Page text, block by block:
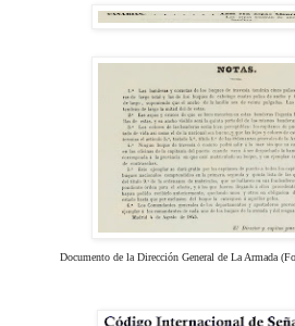
Documento de la Dirección General de La Armada